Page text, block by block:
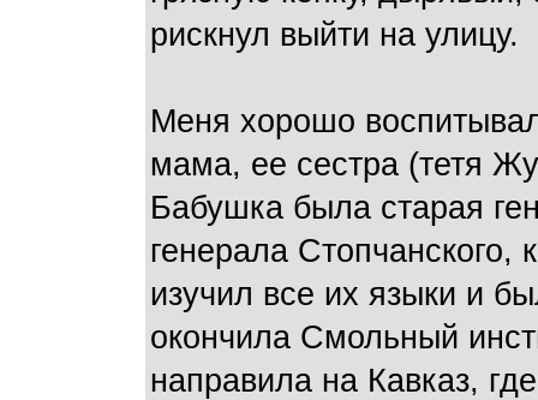
рискнул выйти на улицу.
Меня хорошо
мама, ее сестра (тетя
Бабушка была старая
генерала Стопчанского,
изучил все их языки и
окончила Смольный
направила на Кавказ,